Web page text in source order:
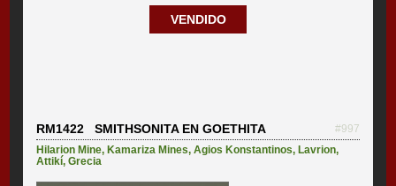
VENDIDO
RM1422 SMITHSONITA EN GOETHITA
#997
Hilarion Mine,Kamariza Mines,Agios Konstantinos,Lavrion,
Attikí,Grecia